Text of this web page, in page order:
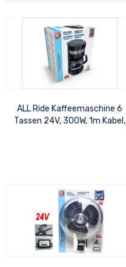
ALL Ride Kaffeemaschine 6
Tassen 24V, 300W, 1m Kabel,